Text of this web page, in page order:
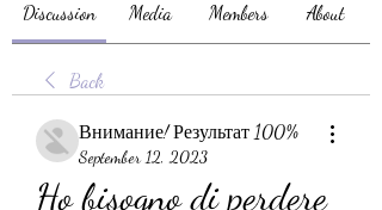
Discussion Media Members About
Back
Внимание! Результат 100%
September 12, 2023
Ho bisogno di perdere